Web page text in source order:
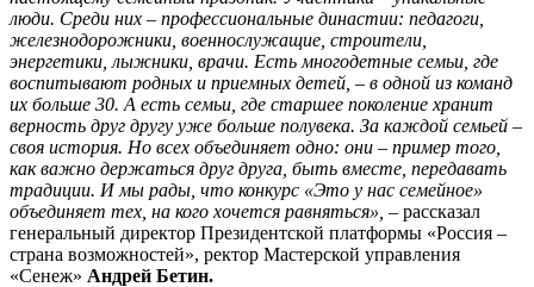
люди. Среди них – профессиональные династии: педагоги,
железнодорожники, военнослужащие, строители,
энергетики, лыжники, врачи. Есть многодетные семьи, где
воспитывают родных и приемных детей, – в одной из команд
их больше 30. А есть семьи, где старшее поколение хранит
верность друг другу уже больше полувека. За каждой семьей –
своя история. Но всех объединяет одно: они – пример того,
как важно держаться друг друга, быть вместе, передавать
традиции. И мы рады, что конкурс «Это у нас семейное»
объединяет тех, на кого хочется равняться», – рассказал
генеральный директор Президентской платформы «Россия –
страна возможностей», ректор Мастерской управления
«Сенеж» Андрей Бетин.